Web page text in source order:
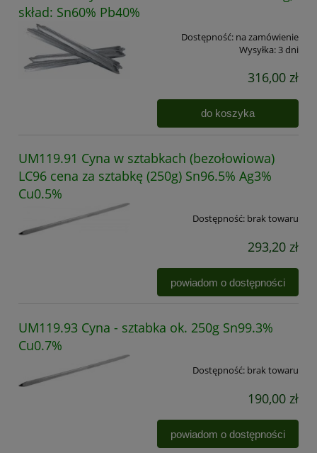
skład: Sn60% Pb40%
Dostępność: na zamówienie
Wysyłka: 3 dni
316,00 zł
do koszyka
UM119.91 Cyna w sztabkach (bezołowiowa)
LC96 cena za sztabkę (250g) Sn96.5% Ag3%
Cu0.5%
Dostępność: brak towaru
293,20 zł
powiadom o dostępności
UM119.93 Cyna - sztabka ok. 250g Sn99.3%
Cu0.7%
Dostępność: brak towaru
190,00 zł
powiadom o dostępności